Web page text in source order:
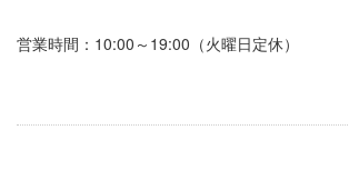
営業時間：10:00～19:00（火曜日定休）